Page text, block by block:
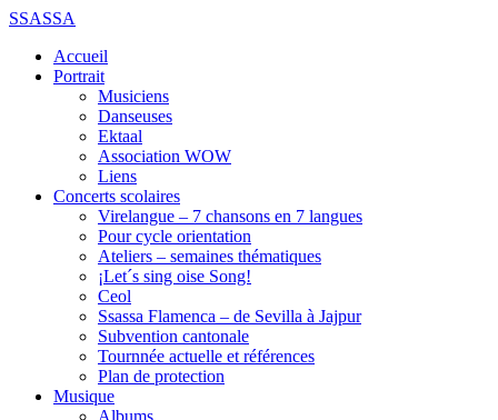
SSASSA
Accueil
Portrait
Musiciens
Danseuses
Ektaal
Association WOW
Liens
Concerts scolaires
Virelangue – 7 chansons en 7 langues
Pour cycle orientation
Ateliers – semaines thématiques
¡Let´s sing oise Song!
Ceol
Ssassa Flamenca – de Sevilla à Jajpur
Subvention cantonale
Tournnée actuelle et références
Plan de protection
Musique
Albums